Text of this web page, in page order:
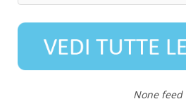
None feed